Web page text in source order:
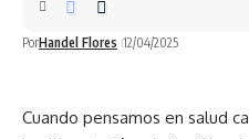
PorHandel Flores 12/04/2025
Cuando pensamos en salud